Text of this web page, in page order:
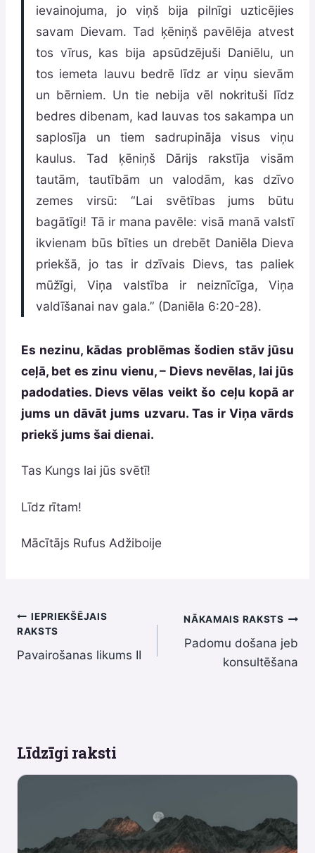
ievainojuma, jo viņš bija pilnīgi uzticējies
savam Dievam. Tad ķēniņš pavēlēja atvest
tos vīrus, kas bija apsūdzējuši Daniēlu, un
tos iemeta lauvu bedrē līdz ar viņu sievām
un bērniem. Un tie nebija vēl nokrituši līdz
bedres dibenam, kad lauvas tos sakampa un
saplosīja un tiem sadrupināja visus viņu
kaulus. Tad ķēniņš Dārijs rakstīja visām
tautām, tautībām un valodām, kas dzīvo
zemes virsū: “Lai svētības jums būtu
bagātīgi! Tā ir mana pavēle: visā manā valstī
ikvienam būs bīties un drebēt Daniēla Dieva
priekšā, jo tas ir dzīvais Dievs, tas paliek
mūžīgi, Viņa valstība ir neiznīcīga, Viņa
valdīšanai nav gala.” (Daniēla 6:20-28).
Es nezinu, kādas problēmas šodien stāv jūsu
ceļā, bet es zinu vienu, – Dievs nevēlas, lai jūs
padodaties. Dievs vēlas veikt šo ceļu kopā ar
jums un dāvāt jums uzvaru. Tas ir Viņa vārds
priekš jums šai dienai.
Tas Kungs lai jūs svētī!
Līdz rītam!
Mācītājs Rufus Adžiboije
Ziņu
izvēlne
IEPRIEKŠĒJAIS
RAKSTS
Pavairošanas likums II
NĀKAMAIS RAKSTS
Padomu došana jeb
konsultēšana
Līdzīgi raksti